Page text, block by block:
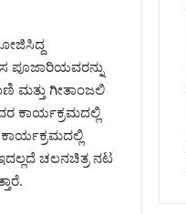
ಪೂಜಾರಿಯವರನ್ನು
ಮತ್ತು ಗೀತಾಂಜಲಿ
ಕಾರ್ಯಕ್ರಮದಲ್ಲಿ
ಚಲನಚಿತ್ರ ನಟ